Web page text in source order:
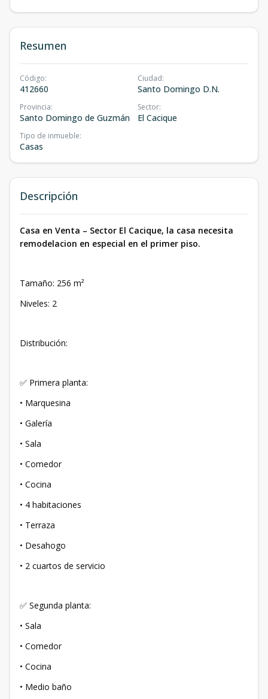
Resumen
Código:
412660
Ciudad:
Santo Domingo D.N.
Provincia:
Santo Domingo de Guzmán
Sector:
El Cacique
Tipo de inmueble:
Casas
Descripción
Casa en Venta – Sector El Cacique, la casa necesita
remodelacion en especial en el primer piso.
Tamaño: 256 m²
Niveles: 2
Distribución:
✅ Primera planta:
• Marquesina
• Galería
• Sala
• Comedor
• Cocina
• 4 habitaciones
• Terraza
• Desahogo
• 2 cuartos de servicio
✅ Segunda planta:
• Sala
• Comedor
• Cocina
• Medio baño